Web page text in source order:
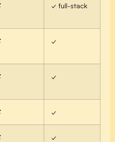
✓ full-stack
✓
✓
✓
✓